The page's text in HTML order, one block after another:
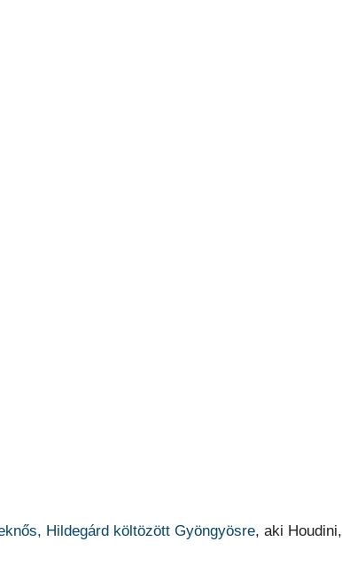
Hildegárd költözött Gyöngyösre, aki Houdini,